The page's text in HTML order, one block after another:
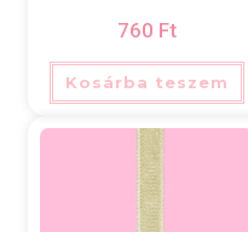
760 Ft
Kosárba teszem